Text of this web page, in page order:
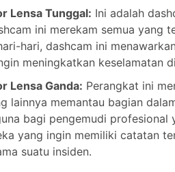
Lensa Tunggal: Ini adalah
ini merekam semua yang
hari, dashcam ini
meningkatkan keselamatan
Lensa Ganda: Perangkat ini
lainnya memantau bagian
bagi pengemudi profesional
yang ingin memiliki catatan
suatu insiden.